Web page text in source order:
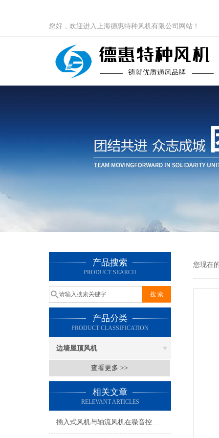
您好，欢迎进入上海德惠特种风机有限公司网站！
产品搜索
PRODUCT SEARCH
产品分类
PRODUCT CLASSIFICATION
边墙屋顶风机
查看更多 >>
相关文章
RELEVANT ARTICLES
插入式风机与轴流风机在噪音控制上有何差异？
您现在